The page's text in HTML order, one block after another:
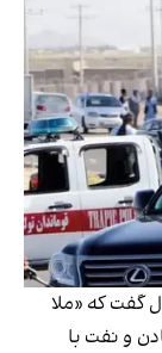
گفت که «ملا
و نفت با